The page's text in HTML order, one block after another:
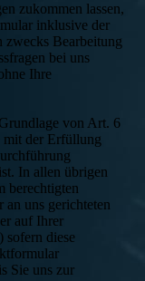
zukommen lassen,
inklusive der
zwecks Bearbeitung
bei uns
Ihre
von Art. 6
der Erfüllung
In allen übrigen
berechtigten
an uns gerichteten
auf Ihrer
diese
Sie uns zur